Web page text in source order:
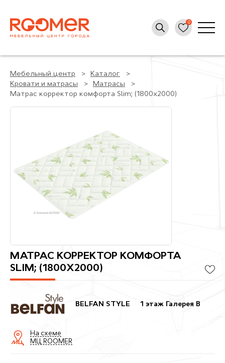
Мебельный центр
Каталог
Кровати и матрасы
Матрасы
Матрас корректор комфорта Slim; (1800x2000)
МАТРАС КОРРЕКТОР КОМФОРТА
SLIM; (1800X2000)
BELFAN STYLE 1 этаж Галерея B
На схеме
МЦ ROOMER